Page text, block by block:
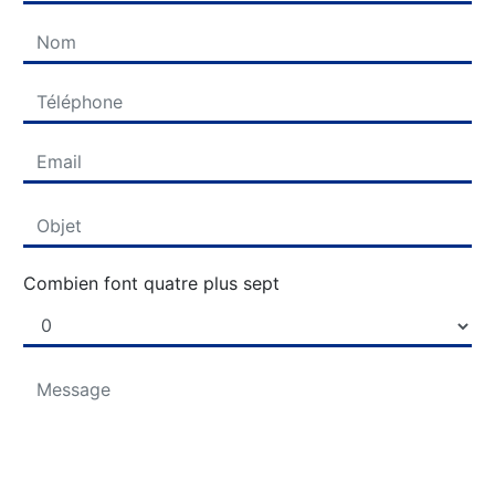
Combien font quatre plus sept